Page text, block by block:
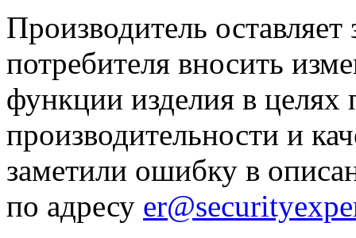
Производитель
потребителя вносить
функции изделия в
производительности и
заметили ошибку в
по адресу